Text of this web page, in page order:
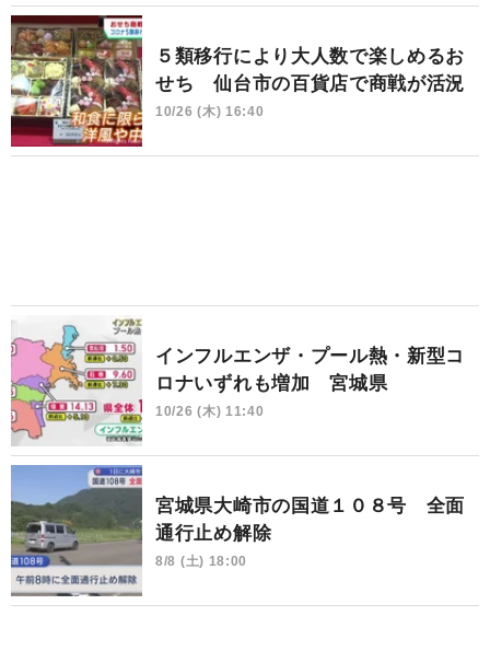
５類移行により大人数で楽しめるお
せち 仙台市の百貨店で商戦が活況
10/26 (木) 16:40
インフルエンザ・プール熱・新型コ
ロナいずれも増加 宮城県
10/26 (木) 11:40
宮城県大崎市の国道１０８号 全面
通行止め解除
8/8 (土) 18:00